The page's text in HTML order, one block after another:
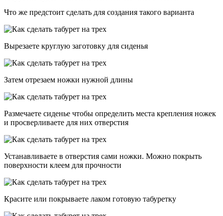
Что же предстоит сделать для создания такого варианта
Вырезаете круглую заготовку для сиденья
Затем отрезаем ножки нужной длины
Размечаете сиденье чтобы определить места крепления ножек
и просверливаете для них отверстия
Устанавливаете в отверстия сами ножки. Можно покрыть
поверхности клеем для прочности
Красите или покрываете лаком готовую табуретку